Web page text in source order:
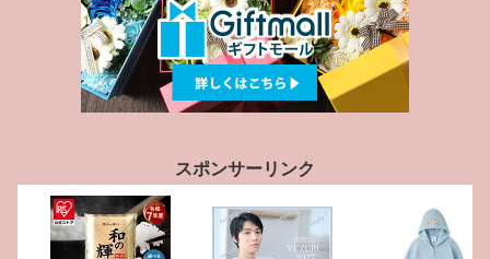
スポンサーリンク